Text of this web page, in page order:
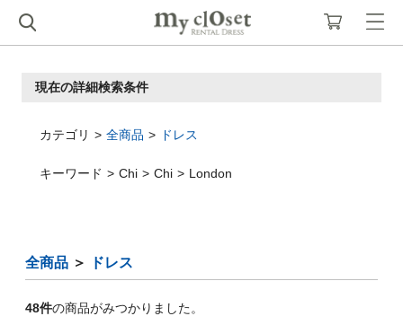
現在の詳細検索条件
カテゴリ 全商品 ドレス
キーワード Chi Chi London
全商品 ＞ ドレス
48件の商品がみつかりました。